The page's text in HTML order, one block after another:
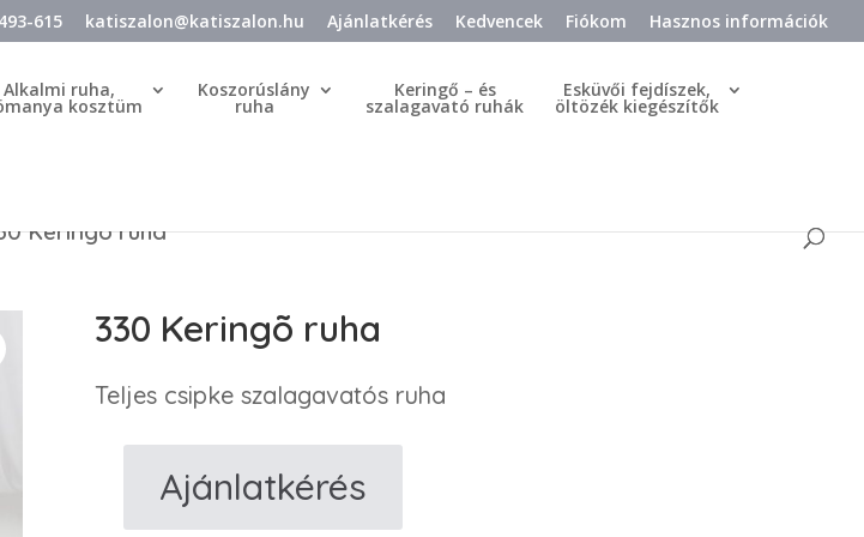
615 katiszalon@katiszalon.hu Ajánlatkérés Kedvencek Fiókom Hasznos információk
Alkalmi ruha,
kosztüm
Koszorúslány
ruha
Keringő – és
szalagavató ruhák
Esküvői fejdíszek,
öltözék kiegészítők
Keringõ ruha
330 Keringõ ruha
Teljes csipke szalagavatós ruha
Keringõ
Ajánlatkérés